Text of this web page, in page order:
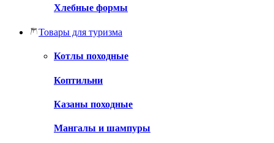
Хлебные формы
Товары для туризма
Котлы походные
Коптильни
Казаны походные
Мангалы и шампуры